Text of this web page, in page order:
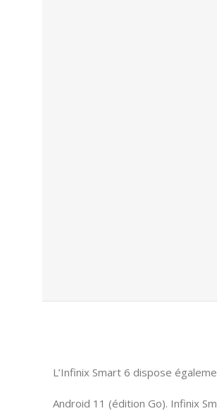
L’Infinix Smart 6 dispose
Android 11 (édition Go). Infinix